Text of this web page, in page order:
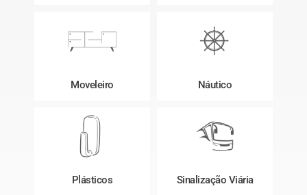
Moveleiro Náutico
Plásticos Sinalização Viária